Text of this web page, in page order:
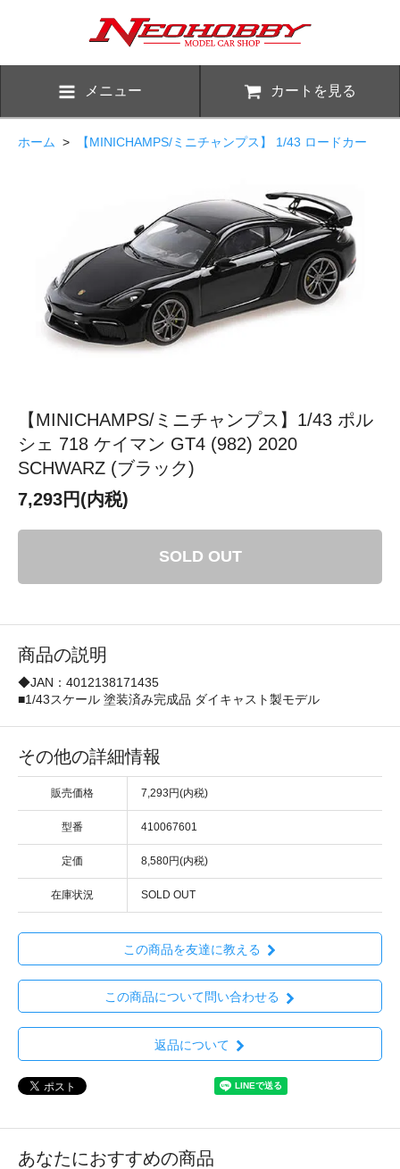
メニュー カートを見る
ホーム > 【MINICHAMPS/ミニチャンプス】 1/43 ロードカー
【MINICHAMPS/ミニチャンプス】1/43 ポル
シェ 718 ケイマン GT4 (982) 2020
SCHWARZ (ブラック)
7,293円(内税)
SOLD OUT
商品の説明
◆JAN：4012138171435
■1/43スケール 塗装済み完成品 ダイキャスト製モデル
その他の詳細情報
販売価格 7,293円(内税)
型番 410067601
定価 8,580円(内税)
在庫状況 SOLD OUT
この商品を友達に教える
この商品について問い合わせる
返品について
あなたにおすすめの商品